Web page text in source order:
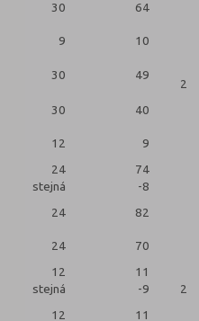
30 64
9 10
30 49
2
30 40
12 9
24
stejná
74
-8
24 82
24 70
12
stejná
11
-9
2
12 11